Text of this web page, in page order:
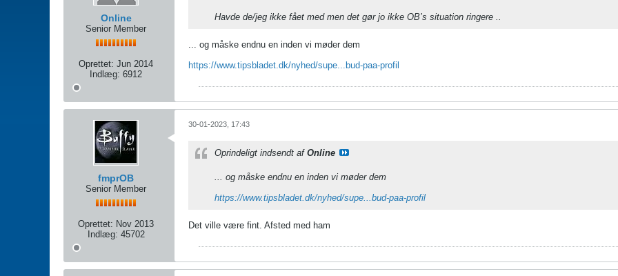
Online
Senior Member
Oprettet: Jun 2014
Indlæg: 6912
Havde de/jeg ikke fået med men det gør jo ikke OB’s situation ringere ..
... og måske endnu en inden vi møder dem
https://www.tipsbladet.dk/nyhed/supe...bud-paa-profil
fmprOB
Senior Member
Oprettet: Nov 2013
Indlæg: 45702
30-01-2023, 17:43
Oprindeligt indsendt af Online
... og måske endnu en inden vi møder dem
https://www.tipsbladet.dk/nyhed/supe...bud-paa-profil
Det ville være fint. Afsted med ham